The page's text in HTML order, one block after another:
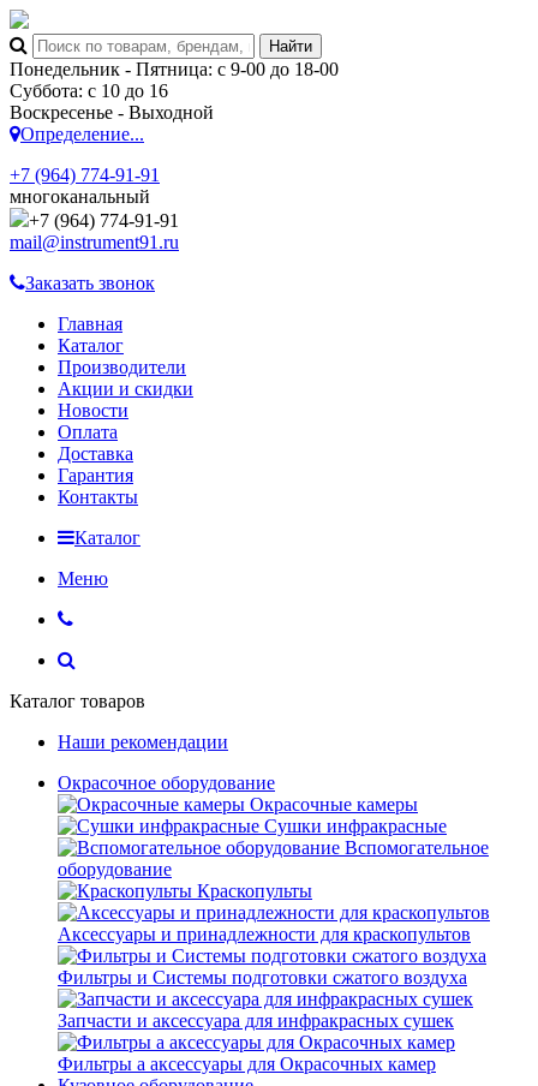
Понедельник - Пятница: с 9-00 до 18-00
Суббота: с 10 до 16
Воскресенье - Выходной
Определение...
+7 (964) 774-91-91
многоканальный
+7 (964) 774-91-91
mail@instrument91.ru
Заказать звонок
Главная
Каталог
Производители
Акции и скидки
Новости
Оплата
Доставка
Гарантия
Контакты
Каталог
Меню
Каталог товаров
Наши рекомендации
Окрасочное оборудование
Окрасочные камеры
Сушки инфракрасные
Вспомогательное
оборудование
Краскопульты
Аксессуары и принадлежности для краскопультов
Фильтры и Системы подготовки сжатого воздуха
Запчасти и аксессуара для инфракрасных сушек
Фильтры а аксессуары для Окрасочных камер